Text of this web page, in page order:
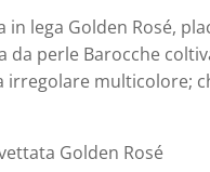
in lega Golden Rosé,
da perle Barocche
irregolare multicolore;
Golden Rosé